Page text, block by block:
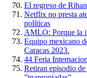
El regreso de
Netflix no presta
políticas
AMLO: Porque la
Equipo mexicano
Caracas 2023.
44 Feria
Retiran episodio